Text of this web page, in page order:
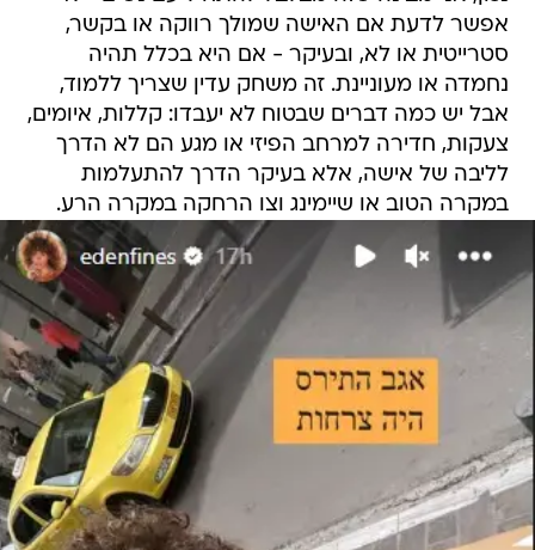
אפשר לדעת אם האישה שמולך רווקה או בקשר,
סטרייטית או לא, ובעיקר - אם היא בכלל תהיה
נחמדה או מעוניינת. זה משחק עדין שצריך ללמוד,
אבל יש כמה דברים שבטוח לא יעבדו: קללות, איומים,
צעקות, חדירה למרחב הפיזי או מגע הם לא הדרך
לליבה של אישה, אלא בעיקר הדרך להתעלמות
במקרה הטוב או שיימינג וצו הרחקה במקרה הרע.